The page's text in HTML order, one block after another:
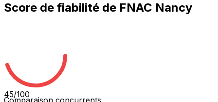
Score de fiabilité de FNAC Nancy
45/100